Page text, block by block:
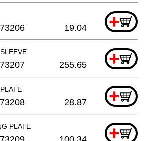
+
19.04
+
255.65
+
28.87
PLATE +